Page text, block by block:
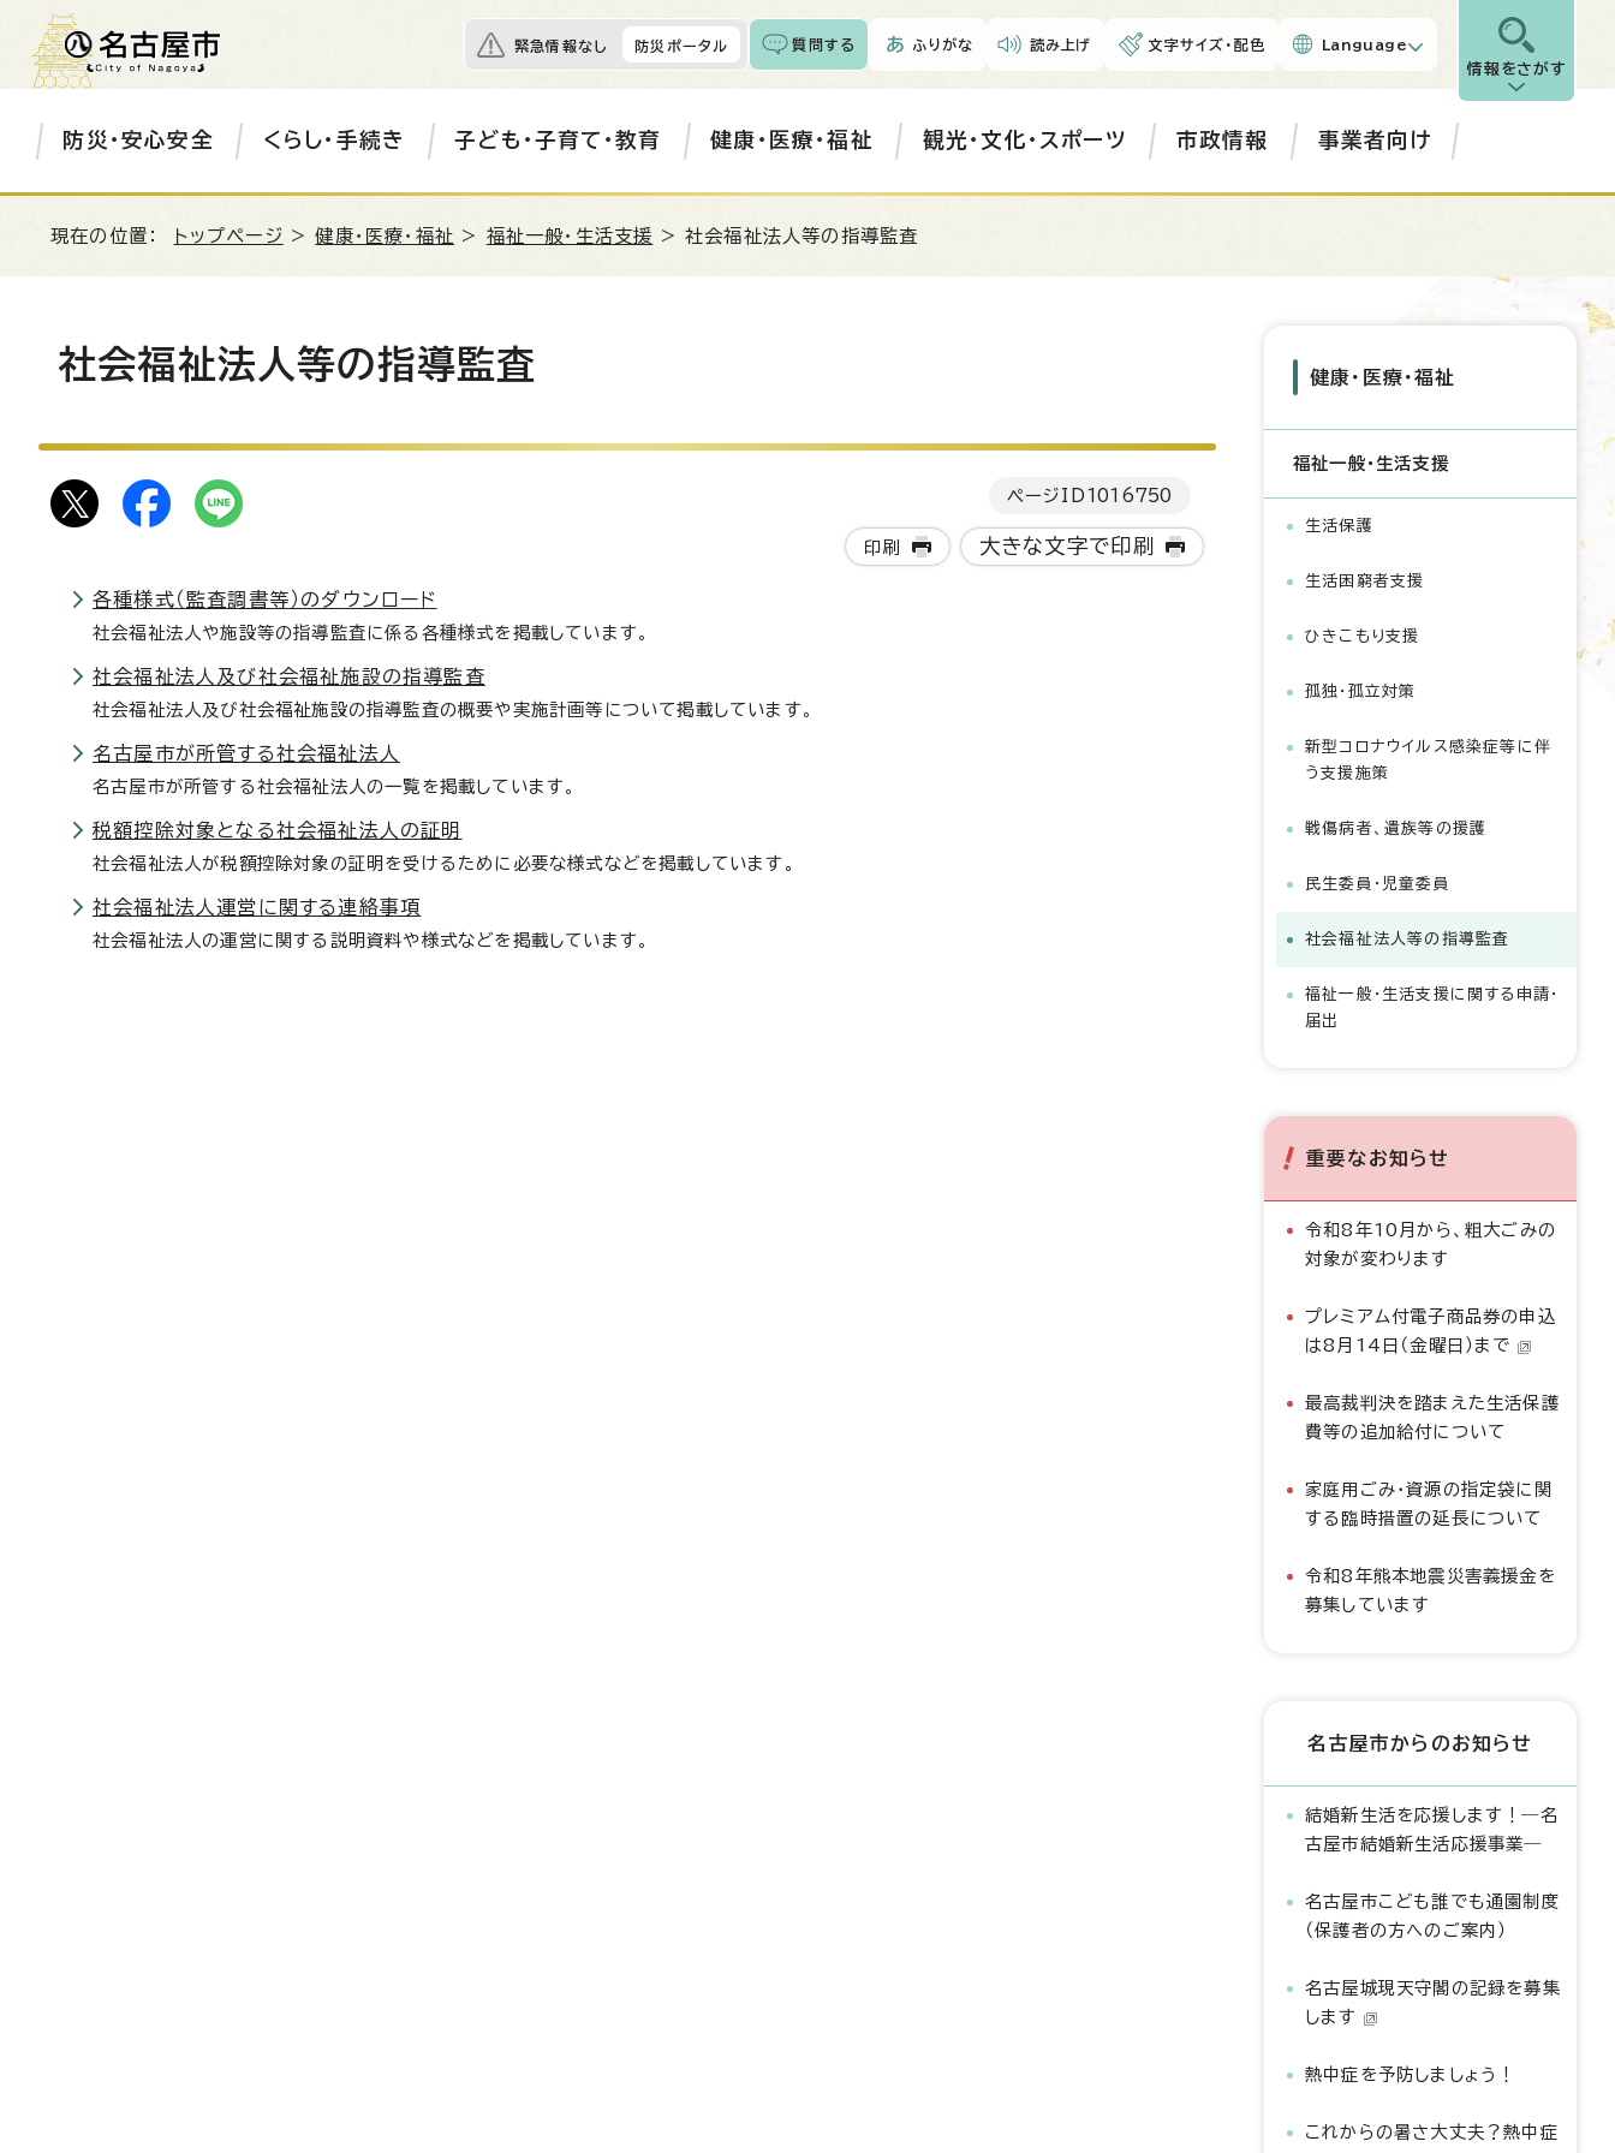
緊急情報なし 防災ポータル 質問する ふりがな 読み上げ 文字サイズ・配色 Language
情報をさがす
防災・安心安全 くらし・手続き 子ども・子育て・教育 健康・医療・福祉 観光・文化・スポーツ 市政情報 事業者向け
現在の位置： トップページ >健康・医療・福祉 > 福祉一般・生活支援 > 社会福祉法人等の指導監査
社会福祉法人等の指導監査
ページID 1016750
印刷 大きな文字で印刷
各種様式（監査調書等）のダウンロード
社会福祉法人や施設等の指導監査に係る各種様式を掲載しています。
社会福祉法人及び社会福祉施設の指導監査
社会福祉法人及び社会福祉施設の指導監査の概要や実施計画等について掲載しています。
名古屋市が所管する社会福祉法人
名古屋市が所管する社会福祉法人の一覧を掲載しています。
税額控除対象となる社会福祉法人の証明
社会福祉法人が税額控除対象の証明を受けるために必要な様式などを掲載しています。
社会福祉法人運営に関する連絡事項
社会福祉法人の運営に関する説明資料や様式などを掲載しています。
健康・医療・福祉
福祉一般・生活支援
生活保護
生活困窮者支援
ひきこもり支援
孤独・孤立対策
新型コロナウイルス感染症等に伴
う支援施策
戦傷病者、遺族等の援護
民生委員・児童委員
社会福祉法人等の指導監査
福祉一般・生活支援に関する申請・
届出
重要なお知らせ
令和8年10月から、粗大ごみの
対象が変わります
プレミアム付電子商品券の申込
は8月14日（金曜日）まで
最高裁判決を踏まえた生活保護
費等の追加給付について
家庭用ごみ・資源の指定袋に関
する臨時措置の延長について
令和8年熊本地震災害義援金を
募集しています
名古屋市からのお知らせ
結婚新生活を応援します！―名
古屋市結婚新生活応援事業―
名古屋市こども誰でも通園制度
（保護者の方へのご案内）
名古屋城現天守閣の記録を募集
します
熱中症を予防しましょう！
これからの暑さ大丈夫？熱中症